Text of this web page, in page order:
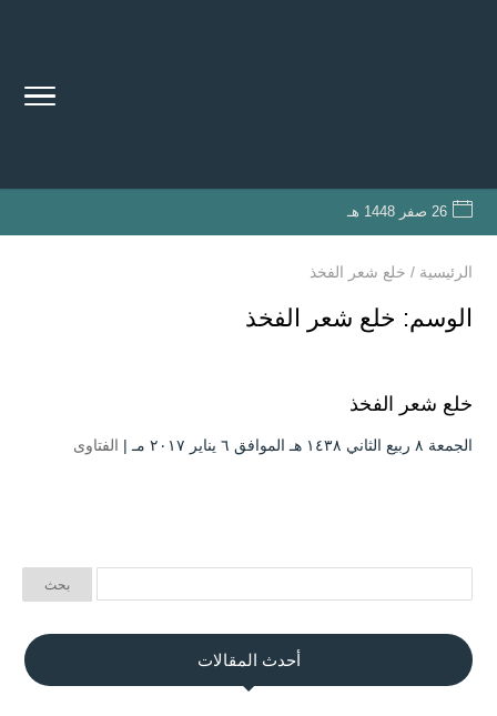
26 صفر 1448 هـ
الرئيسية / خلع شعر الفخذ
الوسم: خلع شعر الفخذ
خلع شعر الفخذ
الجمعة ۸ ربيع الثاني ۱٤۳۸ هـ الموافق ٦ يناير ۲۰۱۷ مـ | الفتاوى
أحدث المقالات